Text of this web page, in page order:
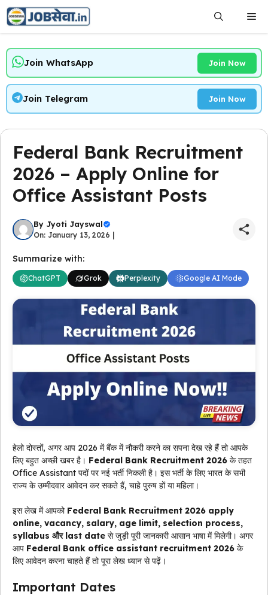
Skip
content
Join WhatsApp Join Now
Join Telegram Join Now
Federal Bank Recruitment
2026 – Apply Online for
Office Assistant Posts
By Jyoti Jayswal
On: January 13, 2026 |
Summarize with:
ChatGPT Grok Perplexity Google AI Mode
हेलो दोस्तों, अगर आप 2026 में बैंक में नौकरी करने का सपना देख रहे हैं तो आपके
लिए बहुत अच्छी खबर है। Federal Bank Recruitment 2026 के तहत
Office Assistant पदों पर नई भर्ती निकली है। इस भर्ती के लिए भारत के सभी
राज्य के उम्मीदवार आवेदन कर सकते हैं, चाहे पुरुष हों या महिला।
इस लेख में आपको Federal Bank Recruitment 2026 apply
online, vacancy, salary, age limit, selection process,
syllabus और last date से जुड़ी पूरी जानकारी आसान भाषा में मिलेगी। अगर
आप Federal Bank office assistant recruitment 2026 के
लिए आवेदन करना चाहते हैं तो पूरा लेख ध्यान से पढ़ें।
Important Dates